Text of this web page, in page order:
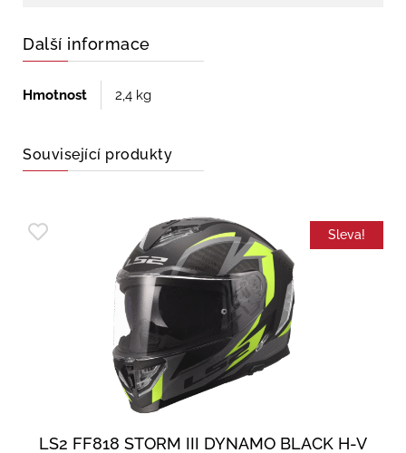
Další informace
Hmotnost 2,4 kg
Související produkty
Sleva!
LS2 FF818 STORM III DYNAMO BLACK H-V